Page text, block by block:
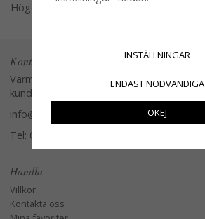
Högerklicka och kopiera adressen
Kontakta oss
Varmt välkommen att kontakta vår
kundtjänst.
info@glasverandan.se
Tel: 079-3495968
Handla
Villkor
Kontakta oss
INSTÄLLNINGAR
ENDAST NÖDVÄNDIGA
OKEJ